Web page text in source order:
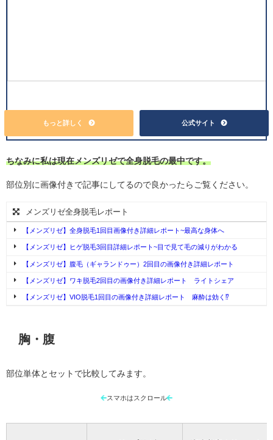
もっと詳しく 公式サイト
ちなみに私は現在メンズリゼで全身脱毛の最中です。
部位別に画像付きで記事にしてるので良かったらご覧ください。
メンズリゼ全身脱毛レポート
【メンズリゼ】全身脱毛1回目画像付き詳細レポート~最高な身体へ
【メンズリゼ】ヒゲ脱毛3回目詳細レポート~目で見て毛の減りがわかる
【メンズリゼ】腹毛（ギャランドゥー）2回目の画像付き詳細レポート
【メンズリゼ】ワキ脱毛2回目の画像付き詳細レポート ライトシェア
【メンズリゼ】VIO脱毛1回目の画像付き詳細レポート 麻酔は効く⁉︎
胸・腹
部位単体とセットで比較してみます。
スマホはスクロール